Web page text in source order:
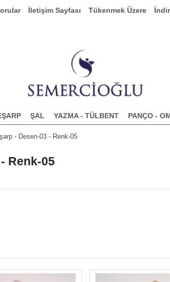
İletişim Sayfası Tükenmek Üzere
ŞAL YAZMA - TÜLBENT PANÇO -
- Desen-03 - Renk-05
Renk-05